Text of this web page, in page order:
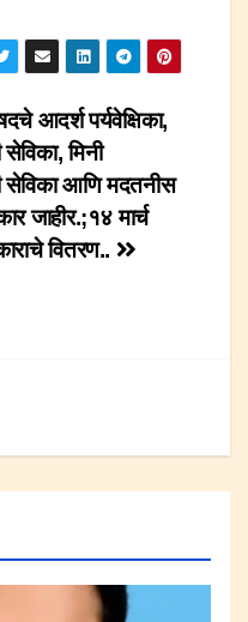
आदर्श पर्यवेक्षिका,
मिनी
सेविका आणि मदतनीस
जाहीर.;१४ मार्च
वितरण..